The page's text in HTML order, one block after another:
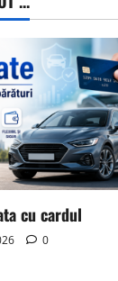
cu cardul
0